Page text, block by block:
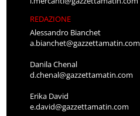
REDAZIONE
Alessandro Bianchet
a.bianchet@gazzettamatin.com
Danila Chenal
d.chenal@gazzettamatin.com
Erika David
e.david@gazzettamatin.com